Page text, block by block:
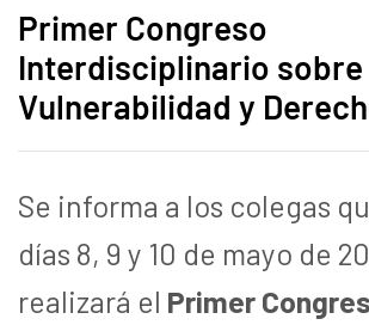
Primer Congreso
Interdisciplinario sobre
Vulnerabilidad y
Se informa a los colegas
días 8, 9 y 10 de mayo de
realizará el Primer